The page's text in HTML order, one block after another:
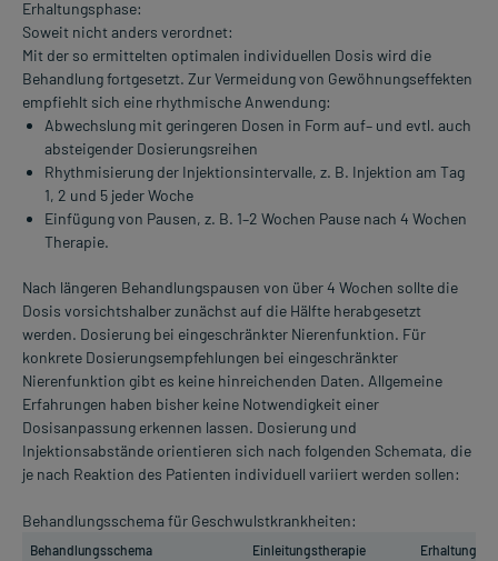
Erhaltungsphase:
Soweit nicht anders verordnet:
Mit der so ermittelten optimalen individuellen Dosis wird die
Behandlung fortgesetzt. Zur Vermeidung von Gewöhnungseffekten
empfiehlt sich eine rhythmische Anwendung:
Abwechslung mit geringeren Dosen in Form auf– und evtl. auch
absteigender Dosierungsreihen
Rhythmisierung der Injektionsintervalle, z. B. Injektion am Tag
1, 2 und 5 jeder Woche
Einfügung von Pausen, z. B. 1–2 Wochen Pause nach 4 Wochen
Therapie.
Nach längeren Behandlungspausen von über 4 Wochen sollte die
Dosis vorsichtshalber zunächst auf die Hälfte herabgesetzt
werden. Dosierung bei eingeschränkter Nierenfunktion. Für
konkrete Dosierungsempfehlungen bei eingeschränkter
Nierenfunktion gibt es keine hinreichenden Daten. Allgemeine
Erfahrungen haben bisher keine Notwendigkeit einer
Dosisanpassung erkennen lassen. Dosierung und
Injektionsabstände orientieren sich nach folgenden Schemata, die
je nach Reaktion des Patienten individuell variiert werden sollen:
Behandlungsschema für Geschwulstkrankheiten:
Behandlungsschema Einleitungstherapie